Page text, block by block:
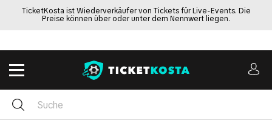
TicketKosta ist Wiederverkäufer von Tickets für Live-Events. Die
Preise können über oder unter dem Nennwert liegen.